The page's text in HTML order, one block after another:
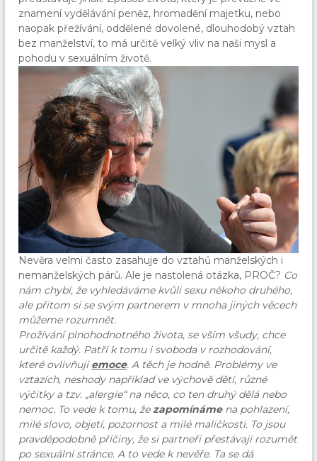
znamení vydělávání peněz, hromadění majetku, nebo
naopak přežívání, oddělené dovolené, dlouhodobý vztah
bez manželství, to má určitě velký vliv na naši mysl a
pohodu v sexuálním životě.
Nevěra velmi často zasahuje do vztahů manželských i
nemanželských párů. Ale je nastolená otázka, PROČ? Co
nám chybí, že vyhledáváme kvůli sexu někoho druhého,
ale přitom si se svým partnerem v mnoha jiných věcech
můžeme rozumnět.
Prožívání plnohodnotného života, se vším všudy, chce
určitě každý. Patří k tomu i svoboda v rozhodování,
které ovlivňujíemoce. A těch je hodně. Problémy ve
vztazích, neshody například ve výchově dětí, různé
výčitky a tzv. „alergie“ na něco, co ten druhý dělá nebo
nemoc. To vede k tomu, žezapomínáme na pohlazení,
milé slovo, objetí, pozornost a milé maličkosti. To jsou
pravděpodobně příčiny, že si partneři přestávají rozumět
po sexuální stránce. A to vede k nevěře. Ta se dá